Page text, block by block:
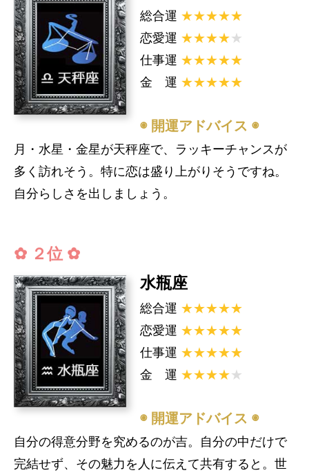
総合運 ★★★★★
恋愛運 ★★★★★
仕事運 ★★★★★
金 運 ★★★★★
◉ 開運アドバイス ◉
月・水星・金星が天秤座で、ラッキーチャンスが
多く訪れそう。特に恋は盛り上がりそうですね。
自分らしさを出しましょう。
✿ ２位 ✿
水瓶座
総合運 ★★★★★
恋愛運 ★★★★★
仕事運 ★★★★★
金 運 ★★★★★
◉ 開運アドバイス ◉
自分の得意分野を究めるのが吉。自分の中だけで
完結せず、その魅力を人に伝えて共有すると。世